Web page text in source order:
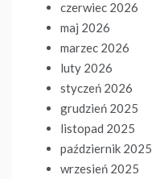
czerwiec 2026
maj 2026
marzec 2026
luty 2026
styczeń 2026
grudzień 2025
listopad 2025
październik 2025
wrzesień 2025